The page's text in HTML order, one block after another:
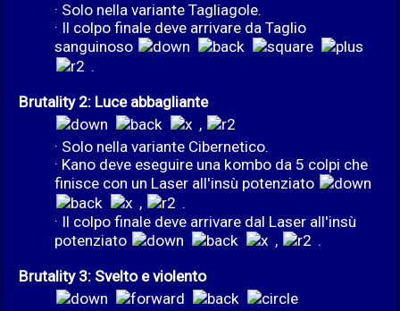
· Solo nella variante Tagliagole.
· Il colpo finale deve arrivare da Taglio
sanguinoso
.
Brutality 2: Luce abbagliante
,
· Solo nella variante Cibernetico.
· Kano deve eseguire una kombo da 5 colpi che
finisce con un Laser all'insù potenziato
,
.
· Il colpo finale deve arrivare dal Laser all'insù
potenziato
,
.
Brutality 3: Svelto e violento